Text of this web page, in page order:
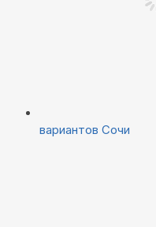
вариантов Сочи